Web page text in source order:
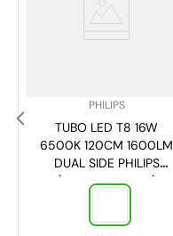
PHILIPS
TUBO LED T8 16W
6500K 120CM 1600LM
DUAL SIDE PHILIPS
(929002351940)